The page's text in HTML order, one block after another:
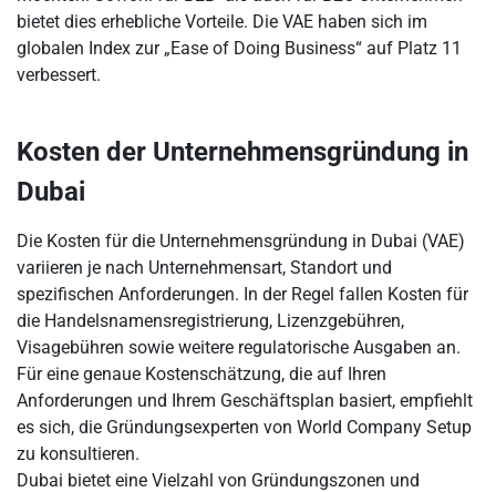
bietet dies erhebliche Vorteile. Die VAE haben sich im
globalen Index zur „Ease of Doing Business“ auf Platz 11
verbessert.
Kosten der Unternehmensgründung in
Dubai
Die Kosten für die Unternehmensgründung in Dubai (VAE)
variieren je nach Unternehmensart, Standort und
spezifischen Anforderungen. In der Regel fallen Kosten für
die Handelsnamensregistrierung, Lizenzgebühren,
Visagebühren sowie weitere regulatorische Ausgaben an.
Für eine genaue Kostenschätzung, die auf Ihren
Anforderungen und Ihrem Geschäftsplan basiert, empfiehlt
es sich, die Gründungsexperten von World Company Setup
zu konsultieren.
Dubai bietet eine Vielzahl von Gründungszonen und